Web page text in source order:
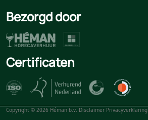
Bezorgd door
Certificaten
Copyright © 2026 Héman b.v. Disclaimer Privacyverklaring